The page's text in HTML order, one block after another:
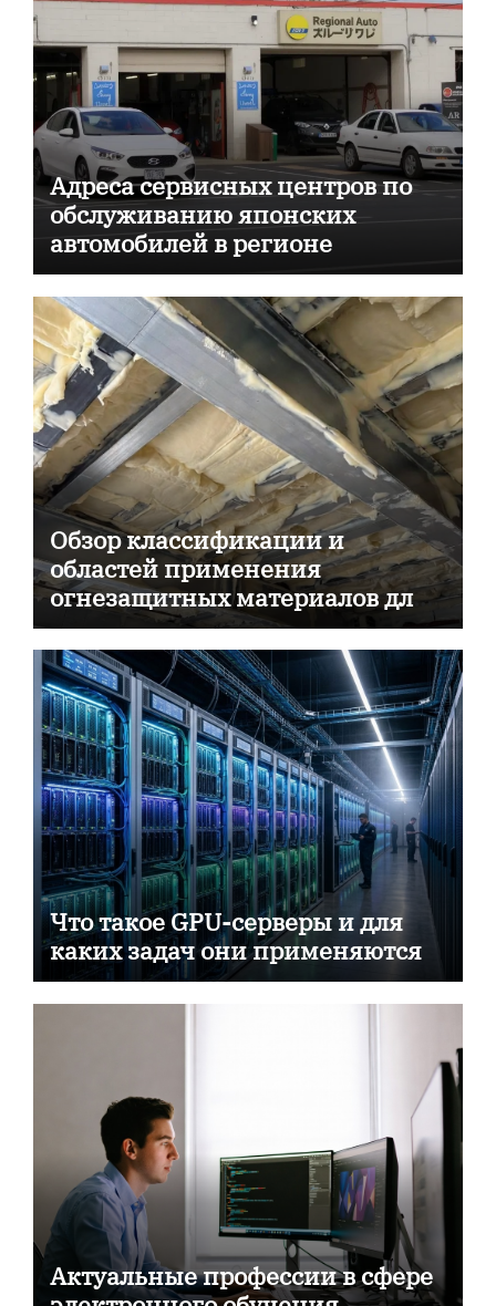
Адреса сервисных центров по
обслуживанию японских
автомобилей в регионе
Обзор классификации и
областей применения
огнезащитных материалов для
пассивной противопожарной
защиты
Что такое GPU-серверы и для
каких задач они применяются
Актуальные профессии в сфере